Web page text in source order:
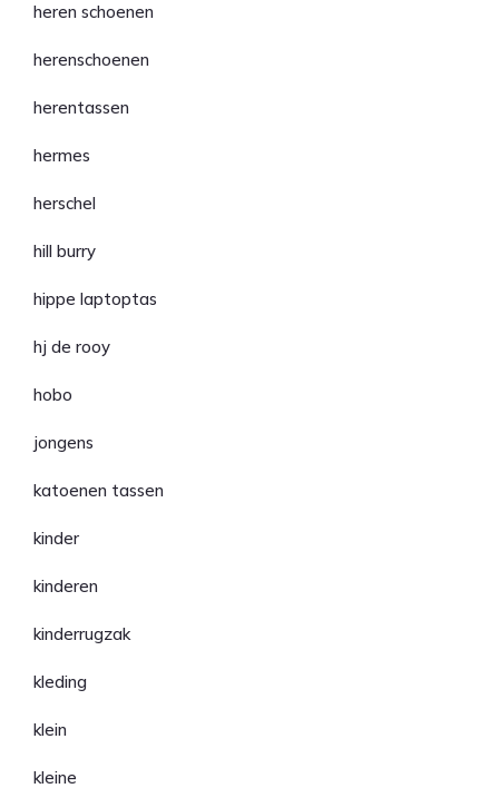
heren schoenen
herenschoenen
herentassen
hermes
herschel
hill burry
hippe laptoptas
hj de rooy
hobo
jongens
katoenen tassen
kinder
kinderen
kinderrugzak
kleding
klein
kleine